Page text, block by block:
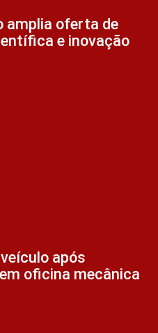
amplia oferta de
e inovação
após
oficina mecânica